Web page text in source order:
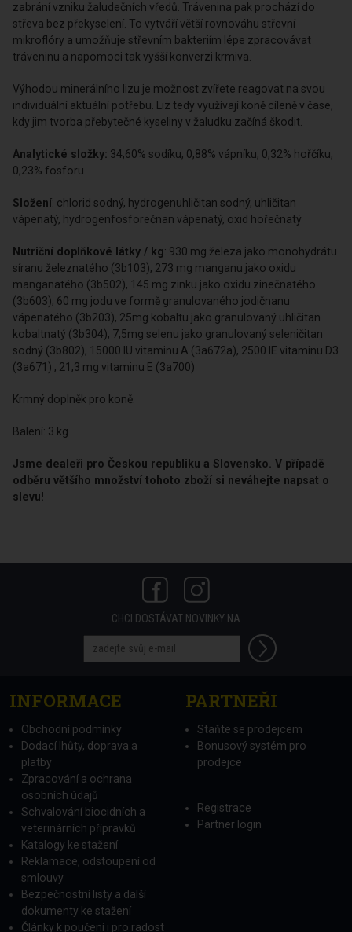
zabrání vzniku žaludečních vředů. Trávenina pak prochází do
střeva bez překyselení. To vytváří větší rovnováhu střevní
mikroflóry a umožňuje střevním bakteriím lépe zpracovávat
tráveninu a napomoci tak vyšší konverzi krmiva.
Výhodou minerálního lizu je možnost zvířete reagovat na svou
individuální aktuální potřebu. Liz tedy využívají koně cíleně v čase,
kdy jim tvorba přebytečné kyseliny v žaludku začíná škodit.
Analytické složky: 34,60% sodíku, 0,88% vápníku, 0,32% hořčíku,
0,23% fosforu
Složení: chlorid sodný, hydrogenuhličitan sodný, uhličitan
vápenatý, hydrogenfosforečnan vápenatý, oxid hořečnatý
Nutriční doplňkové látky / kg: 930 mg železa jako monohydrátu
síranu železnatého (3b103), 273 mg manganu jako oxidu
manganatého (3b502), 145 mg zinku jako oxidu zinečnatého
(3b603), 60 mg jodu ve formě granulovaného jodičnanu
vápenatého (3b203), 25mg kobaltu jako granulovaný uhličitan
kobaltnatý (3b304), 7,5mg selenu jako granulovaný seleničitan
sodný (3b802), 15000 IU vitaminu Α (3a672a), 2500 IE vitaminu D3
(3a671) , 21,3 mg vitaminu Ε (3a700)
Krmný doplněk pro koně.
Balení: 3 kg
Jsme dealeři pro Českou republiku a Slovensko. V případě
odběru většího množství tohoto zboží si neváhejte napsat o
slevu!
CHCI DOSTÁVAT NOVINKY NA
INFORMACE
Obchodní podmínky
Dodací lhůty, doprava a
platby
Zpracování a ochrana
osobních údajů
Schvalování biocidních a
veterinárních přípravků
Katalogy ke stažení
Reklamace, odstoupení od
smlouvy
Bezpečnostní listy a další
dokumenty ke stažení
Články k poučení i pro radost
PARTNEŘI
Staňte se prodejcem
Bonusový systém pro
prodejce
Registrace
Partner login